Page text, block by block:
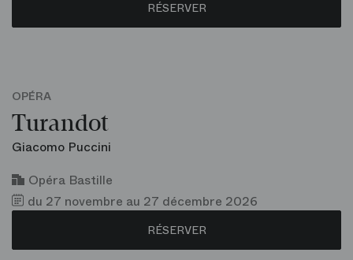
RÉSERVER
OPÉRA
Turandot
Giacomo Puccini
Opéra Bastille
du 27 novembre au 27 décembre 2026
RÉSERVER